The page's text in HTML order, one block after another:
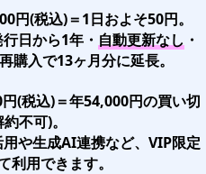
円(税込)＝1日およそ50円。
日から1年・ 自動更新なし ・
購入で13ヶ月分に延長。
(税込)＝年54,000円の買い切
不可)。
や生成AI連携など、VIP限定
利用できます。